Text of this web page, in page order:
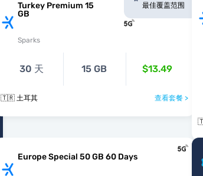
Turkey Premium 15
GB
Sparks
最佳覆盖范围
30 天 15 GB $13.49
🇹🇷 土耳其 查看套餐 >
Europe Special 50 GB 60 Days